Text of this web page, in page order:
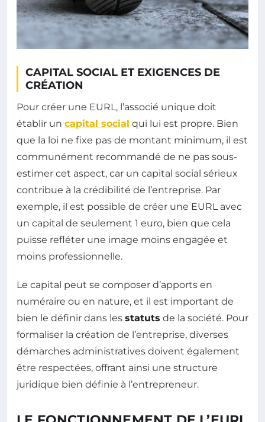
CAPITAL SOCIAL ET EXIGENCES DE
CRÉATION
Pour créer une EURL, l’associé unique doit
établir un capital social qui lui est propre. Bien
que la loi ne fixe pas de montant minimum, il est
communément recommandé de ne pas sous-
estimer cet aspect, car un capital social sérieux
contribue à la crédibilité de l’entreprise. Par
exemple, il est possible de créer une EURL avec
un capital de seulement 1 euro, bien que cela
puisse refléter une image moins engagée et
moins professionnelle.
Le capital peut se composer d’apports en
numéraire ou en nature, et il est important de
bien le définir dans les statuts de la société. Pour
formaliser la création de l’entreprise, diverses
démarches administratives doivent également
être respectées, offrant ainsi une structure
juridique bien définie à l’entrepreneur.